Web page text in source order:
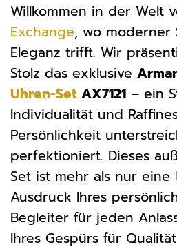
Willkommen in der Welt
Exchange, wo moderner
Eleganz trifft. Wir
Stolz das exklusive
Uhren-SetAX7121 – ein
Individualität und
Persönlichkeit
perfektioniert. Dieses
Set ist mehr als nur eine
Ausdruck Ihres
Begleiter für jeden
Ihres Gespürs für